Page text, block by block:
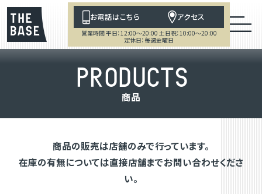
お電話はこちら アクセス
営業時間 平日：12:00～20:00 土日祝：10:00～20:00
定休日：毎週金曜日
PRODUCTS
商品
商品の販売は店舗のみで行っています。
在庫の有無については直接店舗までお問い合わせくださ
い。